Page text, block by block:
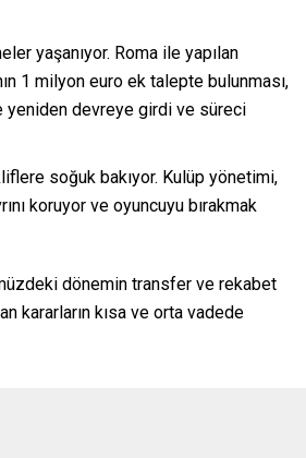
yaşanıyor. Roma ile yapılan
1 milyon euro ek talepte bulunması,
yeniden devreye girdi ve süreci
soğuk bakıyor. Kulüp yönetimi,
koruyor ve oyuncuyu bırakmak
dönemin transfer ve rekabet
kararların kısa ve orta vadede